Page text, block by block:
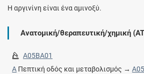
Η αργινίνη είναι ένα αμινοξύ.
Ανατομική/θεραπευτική/χημική
A05BA01
A Πεπτική οδός και μεταβολισμός →A05